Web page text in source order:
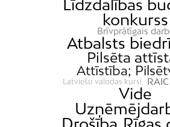
Līdzdalības
konkurss
Brīvprātīgais
Atbalsts
Pilsēta
Attīstība;
Latviešu valodas kursi
Vide